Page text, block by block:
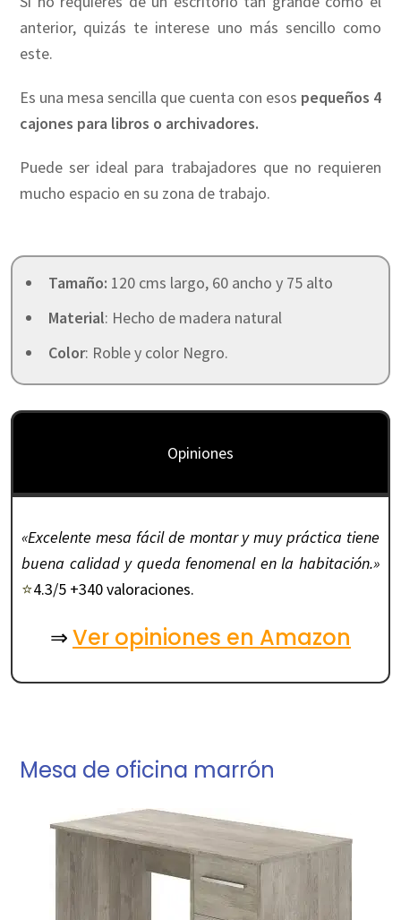
anterior, quizás te interese uno más sencillo como
este.
Es una mesa sencilla que cuenta con esos pequeños 4
cajones para libros o archivadores.
Puede ser ideal para trabajadores que no requieren
mucho espacio en su zona de trabajo.
Tamaño: 120 cms largo, 60 ancho y 75 alto
Material: Hecho de madera natural
Color: Roble y color Negro.
Opiniones
«Excelente mesa fácil de montar y muy práctica tiene
buena calidad y queda fenomenal en la habitación.»
⭐4.3/5 +340 valoraciones.
⇒Ver opiniones en Amazon
Mesa de oficina marrón